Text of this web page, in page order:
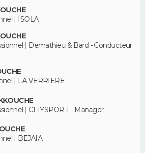
| ISOLA
| Demathieu & Bard - Conducteur
| LA VERRIERE
| CITYSPORT - Manager
| BEJAIA